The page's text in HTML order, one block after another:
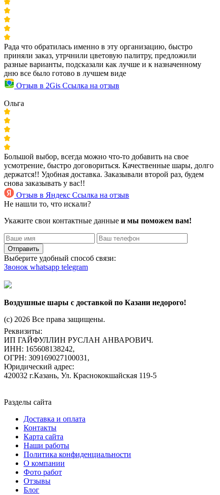
Рада что обратилась именно в эту организацию, быстро
приняли заказ, утрчнили цветовую палитру, предложили
разные варианты, подсказали как лучше и к назначенному
дню все было готово в лучшем виде
Отзыв в 2Gis Ссылка на отзыв
Ольга
Большой выбор, всегда можно что-то добавить на свое
усмотрение, быстро договориться. Качественные шары, долго
держатся!! Удобная доставка. Заказывали второй раз, будем
снова заказывать у вас!!
Отзыв в Яндекс Ссылка на отзыв
Не нашли то, что искали?
Укажите свои контактные данные и мы поможем вам!
Отправить
Выберите удобный способ связи:
Звонок whatsapp telegram
Воздушные шары с доставкой по Казани недорого!
(c) 2026 Все права защищены.
Реквизиты:
ИП ГАЙФУЛЛИН РУСЛАН АНВАРОВИЧ.
ИНН: 165608138242,
ОГРН: 309169027100031,
Юридический адрес:
420032 г.Казань, Ул. Краснококшайская 119-5
Разделы сайта
Доставка и оплата
Контакты
Карта сайта
Наши работы
Политика конфиденциальности
О компании
Фото работ
Отзывы
Блог